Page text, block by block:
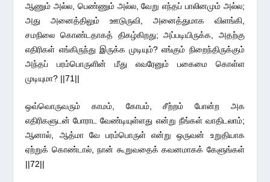
ஆணும் அல்ல, பெண்ணும் அல்ல, வேறு எந்தப் பாலினமும் அல்ல;
அது அனைத்திலும் ஊடுருவி, அனைத்துமாக விளங்கி,
சமநிலை கொண்டதாகத் திகழ்கிறது; அப்படியிருக்க, அதற்கு
எதிரிகள் எங்கிருந்து இருக்க முடியும்? எங்கும் நிறைந்திருக்கும்
அந்தப் பரம்பொருளின் மீது எவரேனும் பகைமை கொள்ள
முடியுமா? ||71||
ஒவ்வொருவரும் காமம், கோபம், சீற்றம் போன்ற அக
எதிரிகளுடன் போராட வேண்டியுள்ளது என்று நீங்கள் வாதிடலாம்;
ஆனால், ஆத்மா வே பரம்பொருள் என்று ஒருவன் உறுதியாக
ஏற்றுக் கொண்டால், நான் கூறுவதைக் கவனமாகக் கேளுங்கள்
||72||